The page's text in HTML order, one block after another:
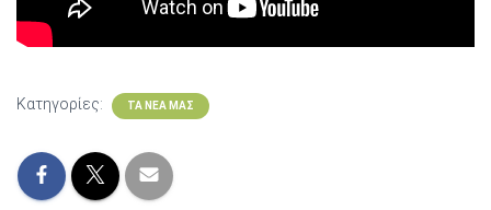
Κατηγορίες: ΤΑ ΝΈΑ ΜΑΣ